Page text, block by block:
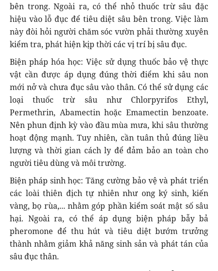
bên trong. Ngoài ra, có thể nhỏ thuốc trừ sâu đặc
hiệu vào lỗ đục để tiêu diệt sâu bên trong. Việc làm
này đòi hỏi người chăm sóc vườn phải thường xuyên
kiểm tra, phát hiện kịp thời các vị trí bị sâu đục.
Biện pháp hóa học: Việc sử dụng thuốc bảo vệ thực
vật cần được áp dụng đúng thời điểm khi sâu non
mới nở và chưa đục sâu vào thân. Có thể sử dụng các
loại thuốc trừ sâu như Chlorpyrifos Ethyl,
Permethrin, Abamectin hoặc Emamectin benzoate.
Nên phun định kỳ vào đầu mùa mưa, khi sâu thường
hoạt động mạnh. Tuy nhiên, cần tuân thủ đúng liều
lượng và thời gian cách ly để đảm bảo an toàn cho
người tiêu dùng và môi trường.
Biện pháp sinh học: Tăng cường bảo vệ và phát triển
các loài thiên địch tự nhiên như ong ký sinh, kiến
vàng, bọ rùa,... nhằm góp phần kiểm soát mật số sâu
hại. Ngoài ra, có thể áp dụng biện pháp bẫy bả
pheromone để thu hút và tiêu diệt bướm trưởng
thành nhằm giảm khả năng sinh sản và phát tán của
sâu đục thân.